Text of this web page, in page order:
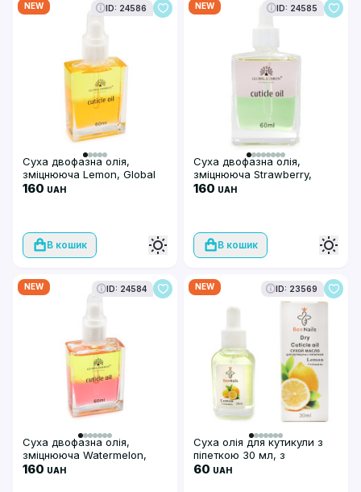
NEW ID: 24586
Суха двофазна олія,
зміцнююча Lemon, Global
Fashion, 60 мл
160 UAH
В кошик
NEW ID: 24585
Суха двофазна олія,
зміцнююча Strawberry,
Global Fashion, 60 мл
160 UAH
В кошик
NEW ID: 24584
Суха двофазна олія,
зміцнююча Watermelon,
Global Fashion, 60 мл
160 UAH
NEW ID: 23569
Суха олія для кутикули з
піпеткою 30 мл, з
ароматом лимон, Bee Nails
60 UAH